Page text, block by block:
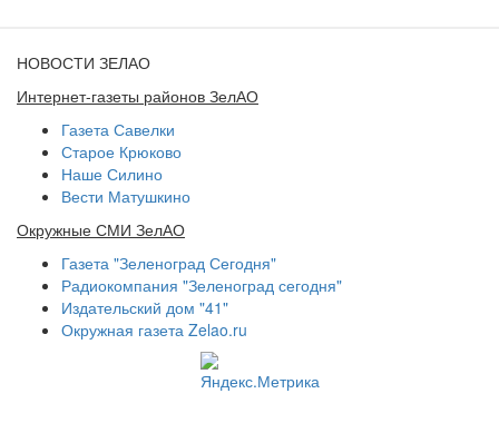
НОВОСТИ ЗЕЛАО
Интернет-газеты районов ЗелАО
Газета Савелки
Старое Крюково
Наше Силино
Вести Матушкино
Окружные СМИ ЗелАО
Газета "Зеленоград Сегодня"
Радиокомпания "Зеленоград сегодня"
Издательский дом "41"
Окружная газета Zelao.ru